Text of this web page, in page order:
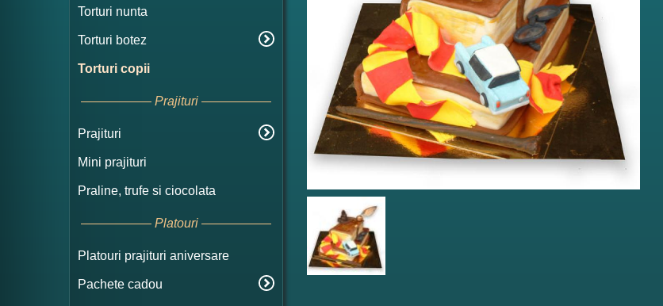
Torturi nunta
Torturi botez
Torturi copii
Prajituri
Prajituri
Mini prajituri
Praline, trufe si ciocolata
Platouri
Platouri prajituri aniversare
Pachete cadou